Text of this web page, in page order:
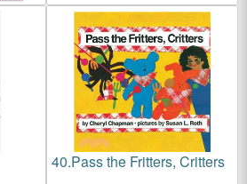
40.Pass the Fritters, Critters